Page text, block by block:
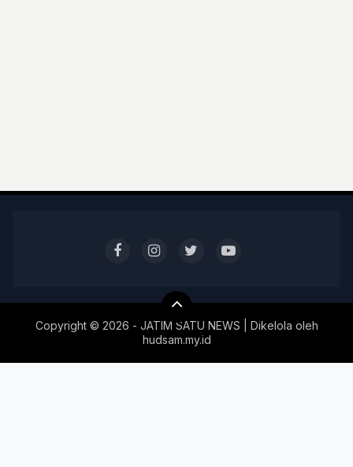
Copyright © 2026 - JATIM SATU NEWS | Dikelola oleh
hudsam.my.id